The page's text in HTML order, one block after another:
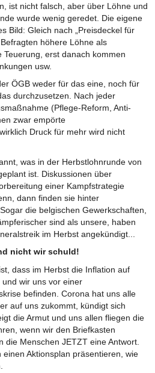
ist nicht falsch, aber über Löhne und
wurde wenig geredet. Die eigene
Bild: Gleich nach „Preisdeckel für
höhere Löhne als
erst danach kommen
usw.
ÖGB weder für das eine, noch für
durchzusetzen. Nach jeder
(Pflege-Reform, Anti-
zwar empörte
Druck für mehr wird nicht
was in der Herbstlohnrunde von
ist. Diskussionen über
einer Kampfstrategie
dann finden sie hinter
die belgischen Gewerkschaften,
sind als unsere, haben
im Herbst angekündigt...
nicht wir schuld!
dass im Herbst die Inflation auf
wir uns vor einer
befinden. Corona hat uns alle
auf uns zukommt, kündigt sich
die Armut und uns allen fliegen die
wenn wir den Briefkasten
die Menschen JETZT eine Antwort.
Aktionsplan präsentieren, wie